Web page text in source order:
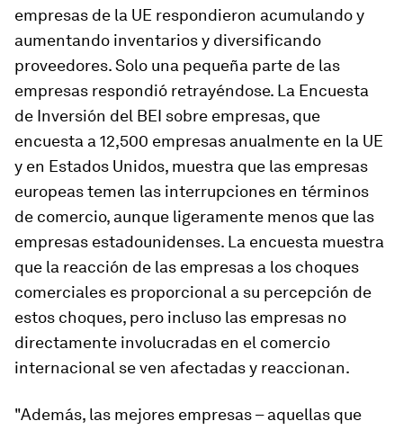
empresas de la UE respondieron acumulando y
aumentando inventarios y diversificando
proveedores. Solo una pequeña parte de las
empresas respondió retrayéndose. La Encuesta
de Inversión del BEI sobre empresas, que
encuesta a 12,500 empresas anualmente en la UE
y en Estados Unidos, muestra que las empresas
europeas temen las interrupciones en términos
de comercio, aunque ligeramente menos que las
empresas estadounidenses. La encuesta muestra
que la reacción de las empresas a los choques
comerciales es proporcional a su percepción de
estos choques, pero incluso las empresas no
directamente involucradas en el comercio
internacional se ven afectadas y reaccionan.
"Además, las mejores empresas – aquellas que